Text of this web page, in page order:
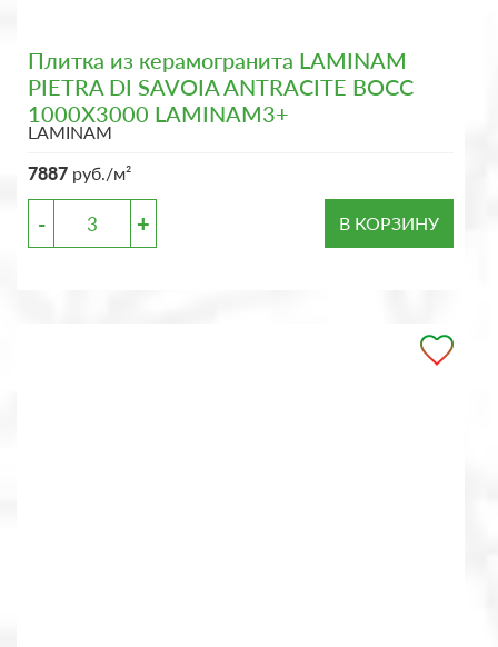
Плитка из керамогранита LAMINAM
PIETRA DI SAVOIA ANTRACITE BOCC
1000X3000 LAMINAM3+
LAMINAM
7887 руб./м²
- + В КОРЗИНУ